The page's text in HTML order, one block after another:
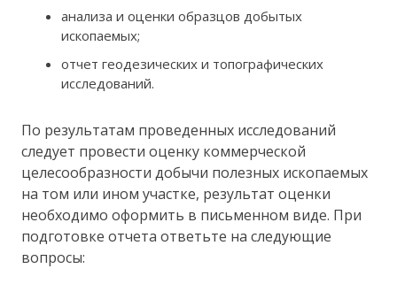
анализа и оценки образцов добытых
ископаемых;
отчет геодезических и топографических
исследований.
По результатам проведенных исследований
следует провести оценку коммерческой
целесообразности добычи полезных ископаемых
на том или ином участке, результат оценки
необходимо оформить в письменном виде. При
подготовке отчета ответьте на следующие
вопросы: